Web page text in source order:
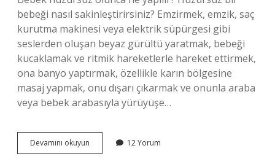
bebeği nasıl sakinleştirirsiniz? Emzirmek, emzik, saç
kurutma makinesi veya elektrik süpürgesi gibi
seslerden oluşan beyaz gürültü yaratmak, bebeği
kucaklamak ve ritmik hareketlerle hareket ettirmek,
ona banyo yaptırmak, özellikle karın bölgesine
masaj yapmak, onu dışarı çıkarmak ve onunla araba
veya bebek arabasıyla yürüyüşe…
Devamını okuyun Huzursuz
Bebek
12 Yorum